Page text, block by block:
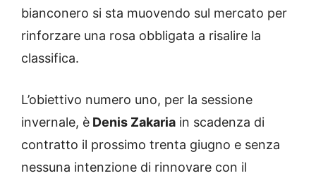
bianconero si sta muovendo sul mercato per
rinforzare una rosa obbligata a risalire la
classifica.
L’obiettivo numero uno, per la sessione
invernale, è Denis Zakaria in scadenza di
contratto il prossimo trenta giugno e senza
nessuna intenzione di rinnovare con il